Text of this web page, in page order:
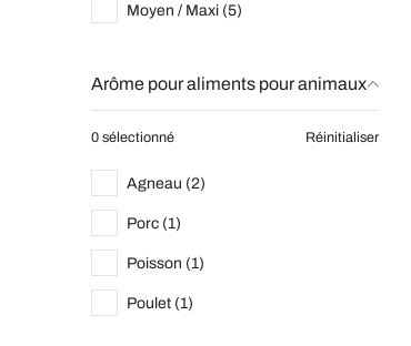
Moyen / Maxi (5)
Arôme pour aliments pour animaux
0 sélectionné Réinitialiser
Agneau (2)
Porc (1)
Poisson (1)
Poulet (1)